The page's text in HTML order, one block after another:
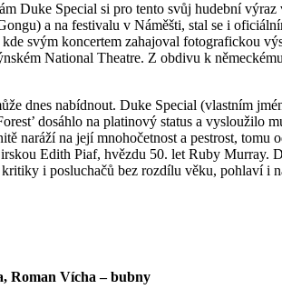
Duke Special si pro tento svůj hudební
a na festivalu v Náměšti, stal se i
svým koncertem zahajoval fotografickou
National Theatre. Z obdivu k
dnes nabídnout. Duke Special (vlastním
dosáhlo na platinový status a
na její mnohočetnost a pestrost, tomu
Edith Piaf, hvězdu 50. let Ruby Murray.
i posluchačů bez rozdílu věku, pohlaví i
Roman Vícha – bubny